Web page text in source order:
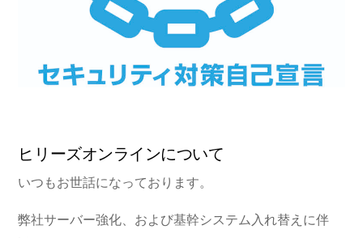
ヒリーズオンラインについて
いつもお世話になっております。
弊社サーバー強化、および基幹システム入れ替えに伴